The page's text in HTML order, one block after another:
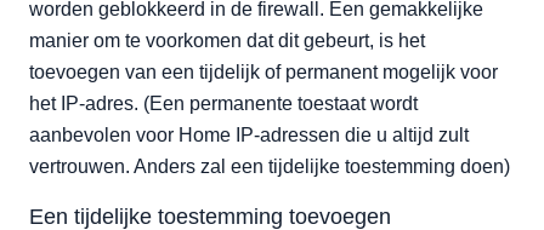
worden geblokkeerd in de firewall. Een gemakkelijke
manier om te voorkomen dat dit gebeurt, is het
toevoegen van een tijdelijk of permanent mogelijk voor
het IP-adres. (Een permanente toestaat wordt
aanbevolen voor Home IP-adressen die u altijd zult
vertrouwen. Anders zal een tijdelijke toestemming doen)
Een tijdelijke toestemming toevoegen